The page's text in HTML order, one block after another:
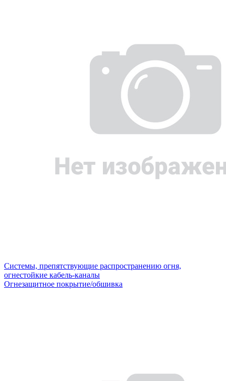
Системы, препятствующие распространению огня,
огнестойкие кабель-каналы
Огнезащитное покрытие/обшивка